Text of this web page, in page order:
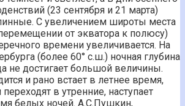
(23 сентября и 21 марта)
С увеличением широты места
от экватора к полюсу)
времени увеличивается. На
(более 60° с.ш.) ночная глубина
не достигает большой величины.
и рано встает в летнее время,
в утренние, наступает
белых ночей. А.С.Пушкин,